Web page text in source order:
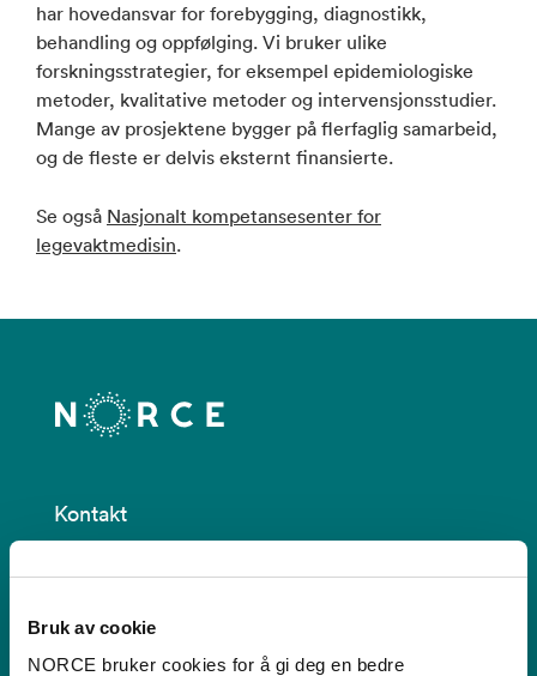
Bruk av cookie
NORCE bruker cookies for å gi deg en bedre
har hovedansvar for forebygging, diagnostikk,
behandling og oppfølging. Vi bruker ulike
forskningsstrategier, for eksempel epidemiologiske
metoder, kvalitative metoder og intervensjonsstudier.
Mange av prosjektene bygger på flerfaglig samarbeid,
og de fleste er delvis eksternt finansierte.
Se også Nasjonalt kompetansesenter for
legevaktmedisin.
Kontakt
Postboks 22,
5838 Bergen